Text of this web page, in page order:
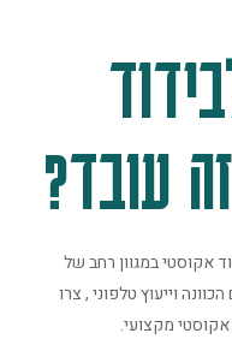
עובד?
אקוסטי במגוון רחב של
וייעוץ טלפוני , צרו
אקוסטי מקצועי.